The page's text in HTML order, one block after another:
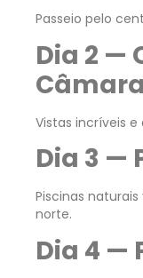
Passeio pelo
Dia 2 —
Vistas incríveis
Dia 3 —
Piscinas
norte.
Dia 4 —